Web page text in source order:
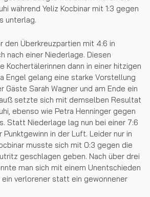
während Yeliz Kocbinar mit 1:3 gegen
unterlag.
den Überkreuzpartien mit 4:6 in
nach einer Niederlage. Diesen
Kochertälerinnen dann in einer hitzigen
Engel gelang eine starke Vorstellung
Gäste Sarah Wagner und am Ende ein
setzte sich mit demselben Resultat
ebenso wie Petra Henninger gegen
Statt Niederlage lag nun bei einer 7:6
Punktgewinn in der Luft. Leider nur in
musste sich mit 0:3 gegen die
geschlagen geben. Nach über drei
man sich mit einem Unentschieden
verlorener statt ein gewonnener